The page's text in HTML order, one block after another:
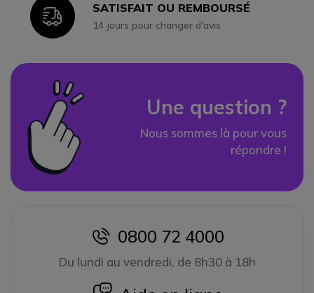
IconSATISFAIT OU REMBOURSÉ
14 jours pour changer d'avis
Une question ?
Nous sommes là pour vous
répondre !
icon
0800 72 4000
Du lundi au vendredi, de 8h30 à 18h